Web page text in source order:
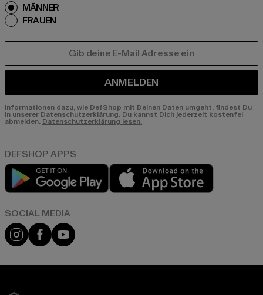
MÄNNER
FRAUEN
ANMELDEN
Informationen dazu, wie DefShop mit Deinen Daten umgeht, findest Du
in unserer Datenschutzerklärung. Du kannst Dich jederzeit kostenfei
abmelden. Datenschutzerklärung lesen.
Play market
Instagram
FacebookYouTube